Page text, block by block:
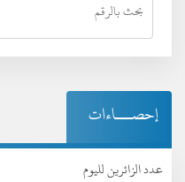
إحصـــاءات
عدد الزائرين لليوم